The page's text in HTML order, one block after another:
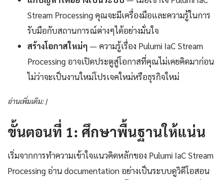
Stream Processing คุณจะมีเครื่องมือและความรู้ในการ
รับมือกับสถานการณ์ต่างๆได้อย่างมั่นใจ
สร้างโอกาสใหม่ๆ — ความรู้เรื่อง Pulumi IaC Stream
Processing อาจเปิดประตูสู่โอกาสที่คุณไม่เคยคิดมาก่อน
ไม่ว่าจะเป็นงานใหม่โปรเจคใหม่หรือธุรกิจใหม่
อ่านเพิ่มเติม: |
ขั้นตอนที่ 1: ศึกษาพื้นฐานให้แน่น
เริ่มจากการทำความเข้าใจแนวคิดหลักของ Pulumi IaC Stream
Processing อ่าน documentation อย่างเป็นระบบดูวิดีโอสอน